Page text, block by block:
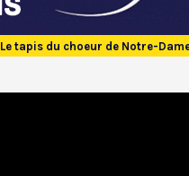
Le tapis du choeur de Notre-